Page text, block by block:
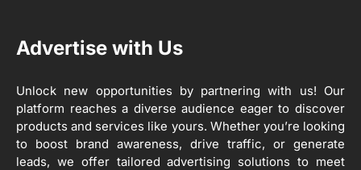
ਪ੍ਰਿਯਾਂਕ ਕਾਨੂੰਨਗੋ ਵਲੋਂ ਬਰਨਾਲਾ ਵਿੱਚ ਵੱਖ-ਵੱਖ
4
ਹੁਸ਼ਿਆਰਪੁਰ ਜ਼ਿਲ੍ਹੇ ਵ‘ ਈ.ਐੱਫ. ਡਿਜੀਟਾਈਜ਼ੇਸ਼ਨ
ਦਾ ਕੰਮ 99.92 ਫੀਸਦੀ ਮੁਕੰਮਲ: ਜ਼ਿਲ੍ਹਾ ਚੋਣ
ਅਫ਼ਸਰ
Editor
Advertise with Us
Unlock new opportunities by partnering with us! Our
platform reaches a diverse audience eager to discover
products and services like yours. Whether you’re looking
to boost brand awareness, drive traffic, or generate
leads, we offer tailored advertising solutions to meet